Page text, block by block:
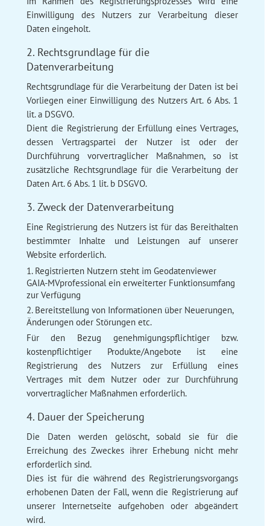
Einwilligung des Nutzers zur Verarbeitung dieser
Daten eingeholt.
2. Rechtsgrundlage für die
Datenverarbeitung
Rechtsgrundlage für die Verarbeitung der Daten ist bei
Vorliegen einer Einwilligung des Nutzers Art. 6 Abs. 1
lit. a DSGVO.
Dient die Registrierung der Erfüllung eines Vertrages,
dessen Vertragspartei der Nutzer ist oder der
Durchführung vorvertraglicher Maßnahmen, so ist
zusätzliche Rechtsgrundlage für die Verarbeitung der
Daten Art. 6 Abs. 1 lit. b DSGVO.
3. Zweck der Datenverarbeitung
Eine Registrierung des Nutzers ist für das Bereithalten
bestimmter Inhalte und Leistungen auf unserer
Website erforderlich.
Registrierten Nutzern steht im Geodatenviewer
GAIA-MVprofessional ein erweiterter Funktionsumfang
zur Verfügung
Bereitstellung von Informationen über Neuerungen,
Änderungen oder Störungen etc.
Für den Bezug genehmigungspflichtiger bzw.
kostenpflichtiger Produkte/Angebote ist eine
Registrierung des Nutzers zur Erfüllung eines
Vertrages mit dem Nutzer oder zur Durchführung
vorvertraglicher Maßnahmen erforderlich.
4. Dauer der Speicherung
Die Daten werden gelöscht, sobald sie für die
Erreichung des Zweckes ihrer Erhebung nicht mehr
erforderlich sind.
Dies ist für die während des Registrierungsvorgangs
erhobenen Daten der Fall, wenn die Registrierung auf
unserer Internetseite aufgehoben oder abgeändert
wird.